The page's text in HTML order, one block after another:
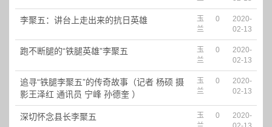
李聚五：讲台上走出来的抗日英雄
玉
兰
0
2020-
02-13
跑不断腿的“铁腿英雄”李聚五
玉
兰
0
2020-
02-13
追寻“铁腿李聚五”的传奇故事（记者 杨硕 摄
影王泽红 通讯员 宁峰 孙德奎 ）
玉
兰
0
2020-
02-13
深切怀念县长李聚五
玉
0
2020-